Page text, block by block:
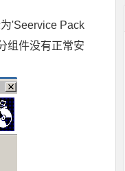
'Seervice Pack
组件没有正常安